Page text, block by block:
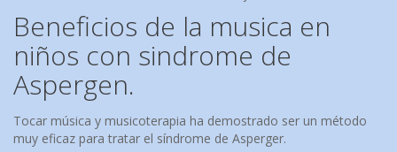
Beneficios de la musica en
niños con sindrome de
Aspergen.
Tocar música y musicoterapia ha demostrado ser un método
muy eficaz para tratar el síndrome de Asperger.